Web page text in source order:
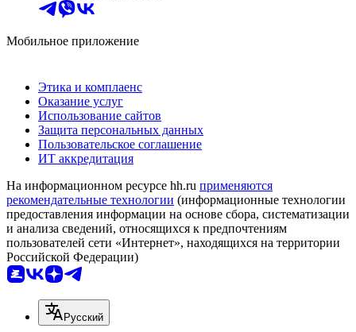
Мобильное приложение
Этика и комплаенс
Оказание услуг
Использование сайтов
Защита персональных данных
Пользовательское соглашение
ИТ аккредитация
На информационном ресурсе hh.ru применяются
рекомендательные технологии (информационные технологии
предоставления информации на основе сбора, систематизации
и анализа сведений, относящихся к предпочтениям
пользователей сети «Интернет», находящихся на территории
Российской Федерации)
Русский